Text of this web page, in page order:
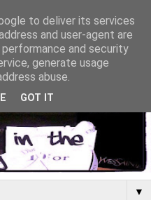
▼
to deliver its services
and user-agent are
and security
generate usage
abuse.
GOT IT